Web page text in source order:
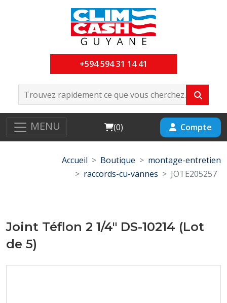
+594 594 31 14 41
MENU Cart
(0) Compte
Accueil Boutique
montage-entretien
raccords-cu-vannes
JOTE205257
Joint Téflon 2 1/4" DS-10214 (Lot
de 5)